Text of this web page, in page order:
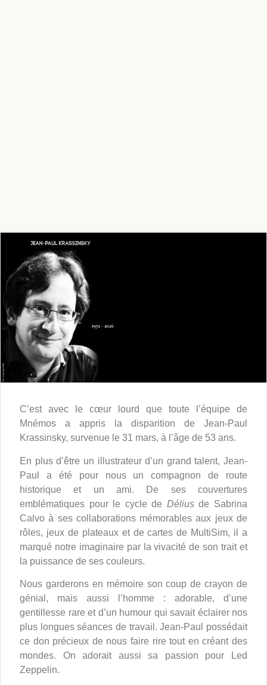
C’est avec le cœur lourd que toute l’équipe de
Mnémos a appris la disparition de Jean-Paul
Krassinsky, survenue le 31 mars, à l’âge de 53 ans.
En plus d’être un illustrateur d’un grand talent, Jean-
Paul a été pour nous un compagnon de route
historique et un ami. De ses couvertures
emblématiques pour le cycle de Déliusde Sabrina
Calvo à ses collaborations mémorables aux jeux de
rôles, jeux de plateaux et de cartes de MultiSim, il a
marqué notre imaginaire par la vivacité de son trait et
la puissance de ses couleurs.
Nous garderons en mémoire son coup de crayon de
génial, mais aussi l’homme : adorable, d’une
gentillesse rare et d’un humour qui savait éclairer nos
plus longues séances de travail. Jean-Paul possédait
ce don précieux de nous faire rire tout en créant des
mondes. On adorait aussi sa passion pour Led
Zeppelin.